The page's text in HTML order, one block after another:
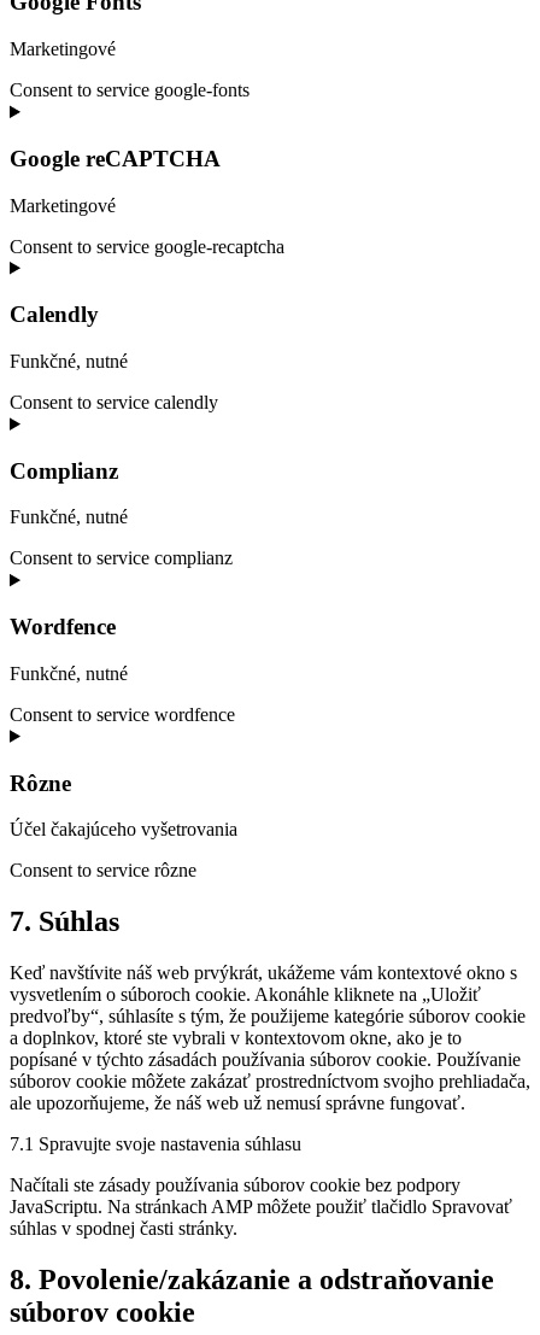
Marketingové
Consent to service google-fonts
Google reCAPTCHA
Marketingové
Consent to service google-recaptcha
Calendly
Funkčné, nutné
Consent to service calendly
Complianz
Funkčné, nutné
Consent to service complianz
Wordfence
Funkčné, nutné
Consent to service wordfence
Rôzne
Účel čakajúceho vyšetrovania
Consent to service rôzne
7. Súhlas
Keď navštívite náš web prvýkrát, ukážeme vám kontextové okno s
vysvetlením o súboroch cookie. Akonáhle kliknete na „Uložiť
predvoľby“, súhlasíte s tým, že použijeme kategórie súborov cookie
a doplnkov, ktoré ste vybrali v kontextovom okne, ako je to
popísané v týchto zásadách používania súborov cookie. Používanie
súborov cookie môžete zakázať prostredníctvom svojho prehliadača,
ale upozorňujeme, že náš web už nemusí správne fungovať.
7.1 Spravujte svoje nastavenia súhlasu
Načítali ste zásady používania súborov cookie bez podpory
JavaScriptu. Na stránkach AMP môžete použiť tlačidlo Spravovať
súhlas v spodnej časti stránky.
8. Povolenie/zakázanie a odstraňovanie
súborov cookie